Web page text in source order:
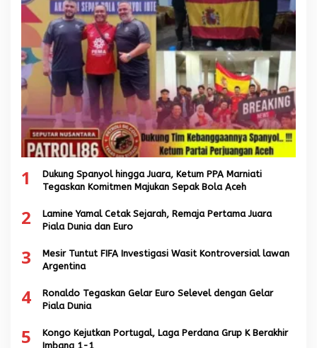
1
Dukung Spanyol hingga Juara, Ketum PPA Marniati
Tegaskan Komitmen Majukan Sepak Bola Aceh
2
Lamine Yamal Cetak Sejarah, Remaja Pertama Juara
Piala Dunia dan Euro
3
Mesir Tuntut FIFA Investigasi Wasit Kontroversial lawan
Argentina
4
Ronaldo Tegaskan Gelar Euro Selevel dengan Gelar
Piala Dunia
5
Kongo Kejutkan Portugal, Laga Perdana Grup K Berakhir
Imbang 1-1